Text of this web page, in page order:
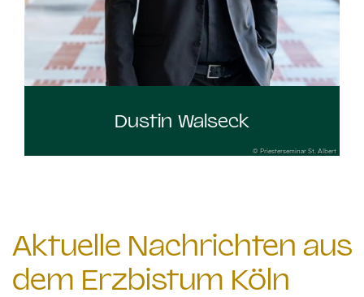
Dustin Walseck
© Priesterseminar St. Albert
Aktuelle Nachrichten aus
dem Erzbistum Köln